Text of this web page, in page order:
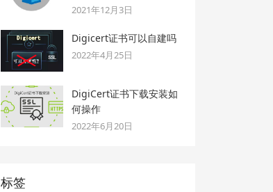
2021年12月3日
Digicert证书可以自建吗
2022年4月25日
DigiCert证书下载安装如
何操作
2022年6月20日
标签